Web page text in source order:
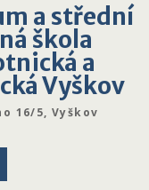
a střední
škola
a
Vyškov
16/5, Vyškov